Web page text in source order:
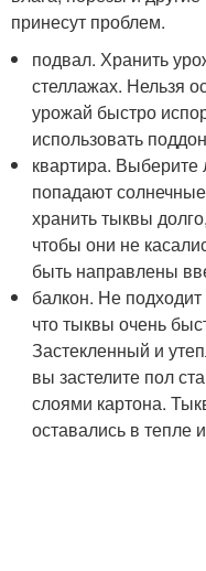
принесут проблем.
подвал. Хранить
стеллажах. Нельзя
урожай быстро
использовать
квартира. Выберите
попадают
хранить тыквы
чтобы они не
быть направлены
балкон. Не
что тыквы очень
Застекленный и
вы застелите пол
слоями картона.
оставались в тепле